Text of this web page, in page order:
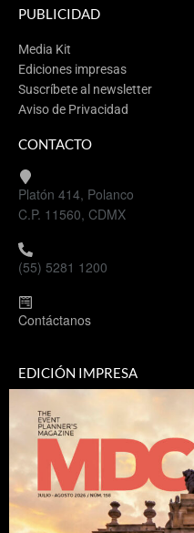
PUBLICIDAD
Media Kit
Ediciones impresas
Suscríbete al newsletter
Aviso de Privacidad
CONTACTO
Platón 414, Polanco
C.P. 11560, CDMX
(55) 5281 1200
Contáctanos
EDICIÓN IMPRESA